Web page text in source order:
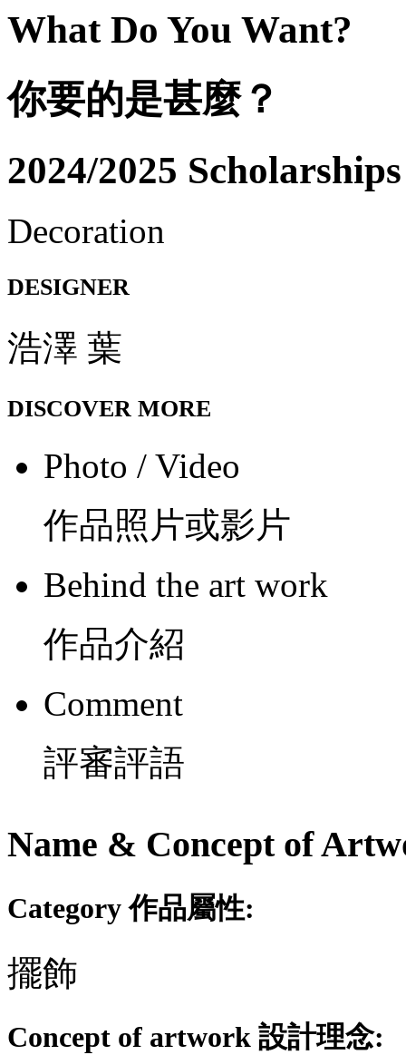
What Do You Want?
你要的是甚麼？
2024/2025 Scholarships
Decoration
DESIGNER
浩澤 葉
DISCOVER MORE
Photo / Video
作品照片或影片
Behind the art work
作品介紹
Comment
評審評語
Name & Concept of
Category 作品屬性:
擺飾
Concept of artwork 設計理念: